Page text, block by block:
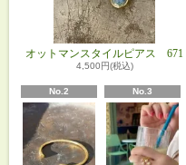
オットマンスタイルピアス 671
4,500円(税込)
No.2 No.3